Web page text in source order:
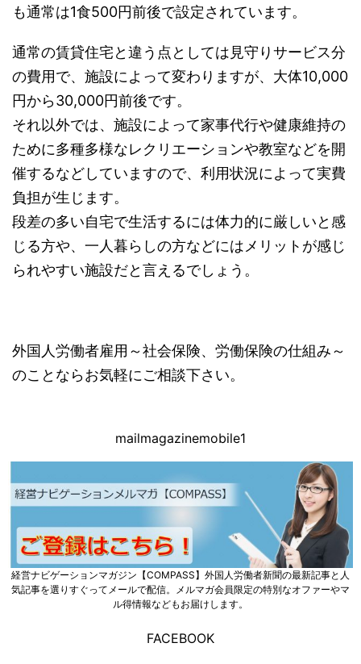
も通常は1食500円前後で設定されています。
通常の賃貸住宅と違う点としては見守りサービス分
の費用で、施設によって変わりますが、大体10,000
円から30,000円前後です。
それ以外では、施設によって家事代行や健康維持の
ために多種多様なレクリエーションや教室などを開
催するなどしていますので、利用状況によって実費
負担が生じます。
段差の多い自宅で生活するには体力的に厳しいと感
じる方や、一人暮らしの方などにはメリットが感じ
られやすい施設だと言えるでしょう。
外国人労働者雇用～社会保険、労働保険の仕組み～
のことならお気軽にご相談下さい。
mailmagazinemobile1
経営ナビゲーションマガジン【COMPASS】外国人労働者新聞の最新記事と人
気記事を選りすぐってメールで配信。メルマガ会員限定の特別なオファーやマ
ル得情報などもお届けします。
FACEBOOK